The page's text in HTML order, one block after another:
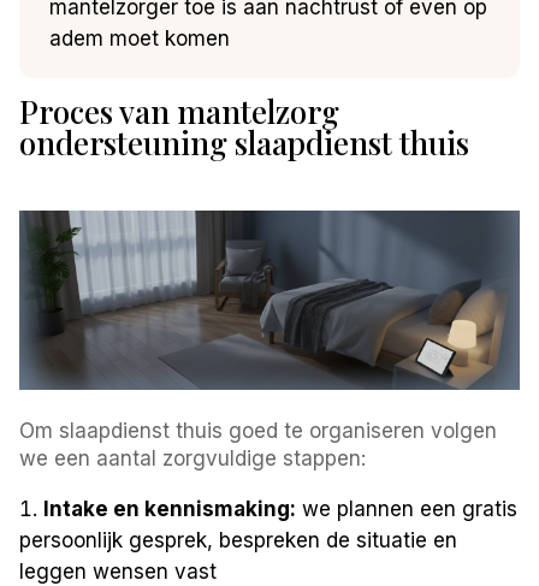
mantelzorger toe is aan nachtrust of even op
adem moet komen
Proces van mantelzorg
ondersteuning slaapdienst thuis
Om slaapdienst thuis goed te organiseren volgen
we een aantal zorgvuldige stappen:
Intake en kennismaking: we plannen een gratis
persoonlijk gesprek, bespreken de situatie en
leggen wensen vast